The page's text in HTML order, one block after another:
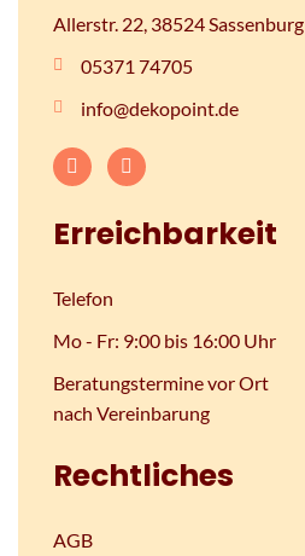
Allerstr. 22, 38524 Sassenburg
05371 74705
info@dekopoint.de
Erreichbarkeit
Telefon
Mo - Fr: 9:00 bis 16:00 Uhr
Beratungstermine vor Ort
nach Vereinbarung
Rechtliches
AGB